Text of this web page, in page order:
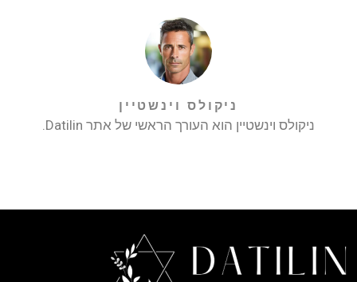
ניקולס וינשטיין
ניקולס וינשטיין הוא העורך הראשי של אתר Datilin.